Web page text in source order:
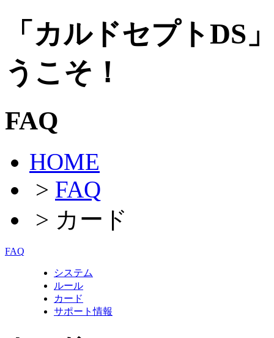
「カルドセプトDS
うこそ！
FAQ
HOME
> FAQ
> カード
FAQ
システム
ルール
カード
サポート情報